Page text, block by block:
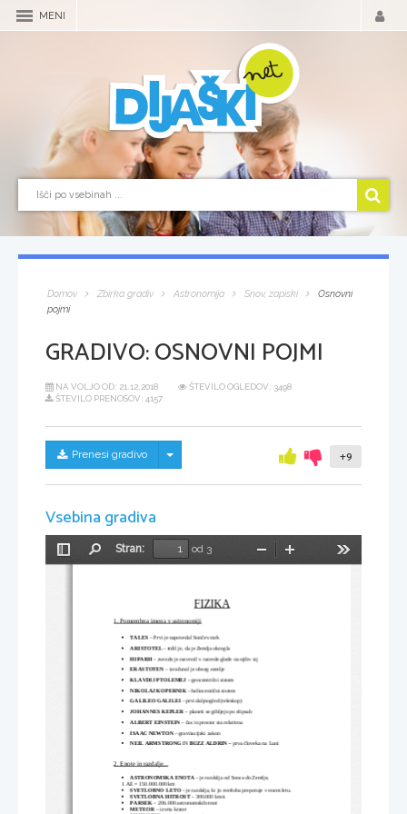
MENI
Domov Zbirka gradiv Astronomija Snov, zapiski
Osnovni
pojmi
GRADIVO:OSNOVNI POJMI
NA VOLJO OD: 21.12.2018
ŠTEVILO OGLEDOV: 3498
ŠTEVILO PRENOSOV: 4157
Prenesi gradivo Skrij/prikaži meni +9
Vsebina gradiva
Preklopi
Stran:
od 3
Pomanjšaj
FIZIKA
1. Pomembna imena v astronomiji
 TALES – Prvi je napovedal Sončev mrk
 ARISTOTEL – trdil je, da je Zemlja okrogla
 HIPARH – zvezde je razvrstil v razrede glede na njihv sij
 ERASTOTEN – izračunal je obseg zemlje
 KLAVDIJ PTOLEMEJ – geocentrični sistem
 NIKOLAJ KOPERNIK – heliocentični sistem
 GALILEO GALILEI – prvi daljnogled (teleskop)
 JOHANNES KEPLER – planeti se gibljejo po elipsah
 ALBERT EINSTEIN – čas in prostor sta relativna
 ISAAC NEWTON – gravitacijski zakon
 NEIL ARMSTRONG IN BUZZ ALDRIN – prva človeka na Luni
2. Enote in razdalje...
 ASTRONOMSKA ENOTA – je razdalja od Sonca do Zemlje,
1 AE = 150.000.000 km

SVETLOBNO LETO – je razdalja, ki jo svetloba prepotuje v enem letu.

SVETLOBNA HITROST – 300.000 km/s

PARSEK – 206.000 astronomskih enot

METEOR – izvrta krater